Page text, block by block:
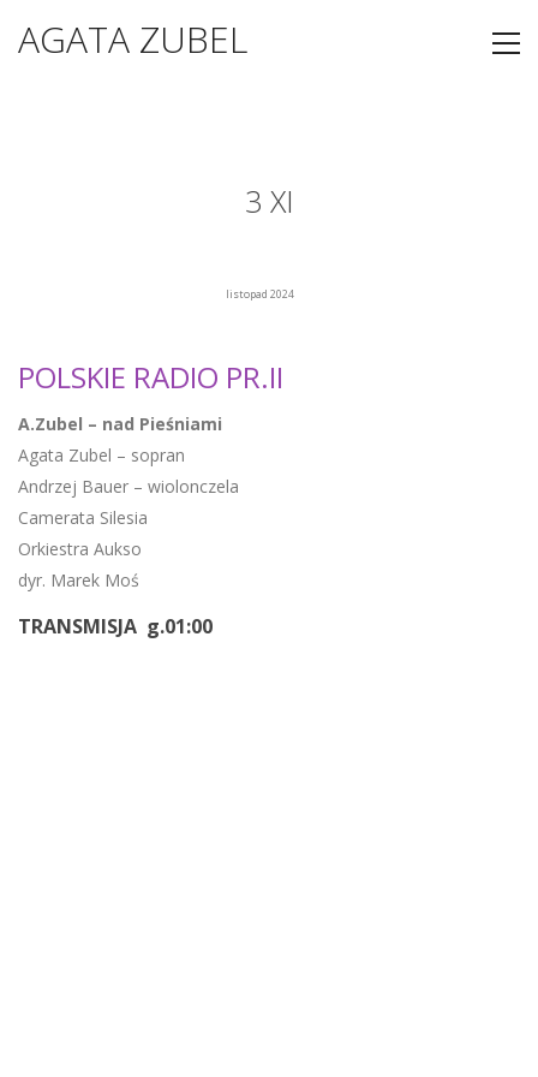
AGATA ZUBEL
3 XI
listopad 2024
POLSKIE RADIO PR.II
A.Zubel – nad Pieśniami
Agata Zubel – sopran
Andrzej Bauer – wiolonczela
Camerata Silesia
Orkiestra Aukso
dyr. Marek Moś
TRANSMISJA g.01:00